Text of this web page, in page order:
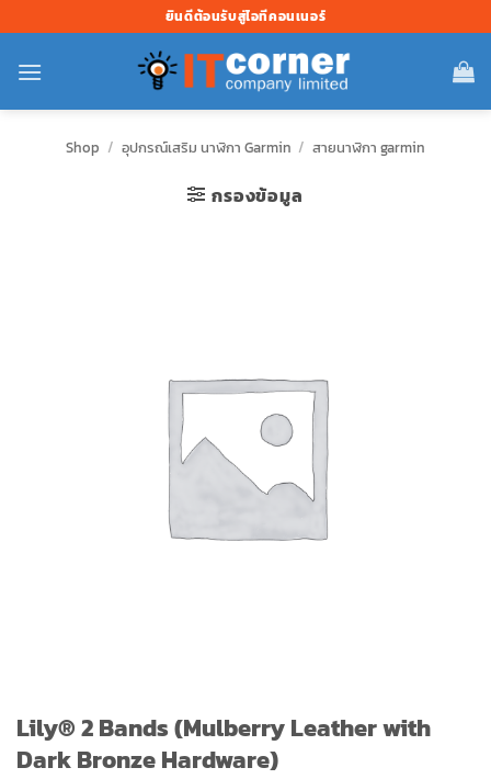
ไป
ยัง
ยินดีต้อนรับสู่ไอทีคอนเนอร์
Shop / อุปกรณ์เสริม นาฬิกา Garmin / สายนาฬิกา garmin
กรองข้อมูล
Lily® 2 Bands (Mulberry Leather with
Dark Bronze Hardware)